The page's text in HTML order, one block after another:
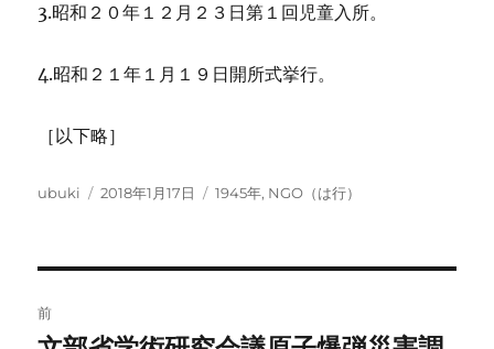
3.昭和２０年１２月２３日第１回児童入所。
4.昭和２１年１月１９日開所式挙行。
［以下略］
投
ubuki
投
2018年1月17日
カ
1945年, NGO（は行）
稿
前